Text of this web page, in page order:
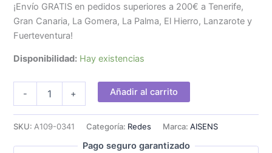
¡Envío GRATIS en pedidos superiores a 200€ a Tenerife,
Gran Canaria, La Gomera, La Palma, El Hierro, Lanzarote y
Fuerteventura!
Disponibilidad: Hay existencias
-
C
a
+ Añadir al carrito
SKU: A109-0341 Categoría: Redes Marca:AISENS
Pago seguro garantizado